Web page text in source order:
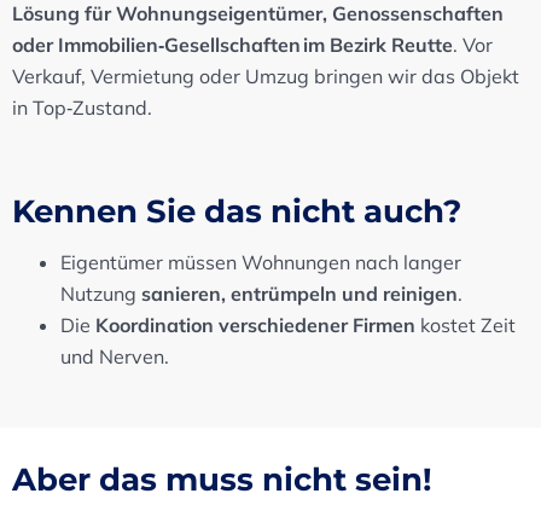
Lösung für Wohnungseigentümer, Genossenschaften
oder Immobilien‑Gesellschaften im Bezirk Reutte. Vor
Verkauf, Vermietung oder Umzug bringen wir das Objekt
in Top‑Zustand.
Kennen Sie das nicht auch?
Eigentümer müssen Wohnungen nach langer
Nutzung sanieren, entrümpeln und reinigen.
Die Koordination verschiedener Firmen kostet Zeit
und Nerven.
Aber das muss nicht sein!